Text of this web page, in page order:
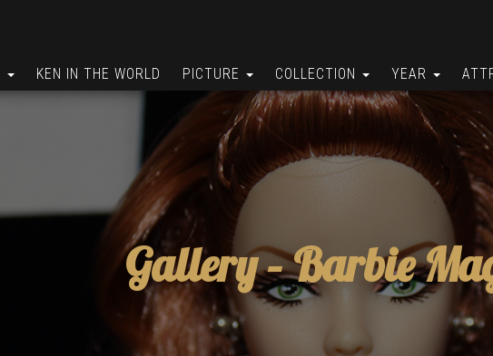
KEN IN THE WORLD PICTURE COLLECTION YEAR
Gallery –Barbie